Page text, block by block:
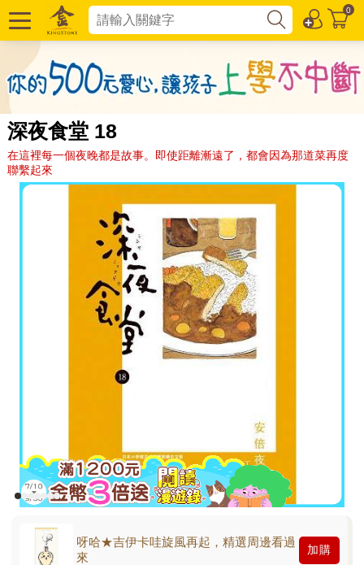
0
深夜食堂 18
在這裡每一個夜晚都是故事。即使距離漸遠了，都會因為那道菜再度
聯繫起來
呀哈★吉伊卡哇旋風再起，精選周邊看過
來
加購